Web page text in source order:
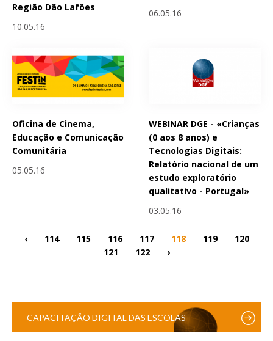
Região Dão Lafões
10.05.16
06.05.16
Oficina de Cinema,
Educação e Comunicação
Comunitária
05.05.16
WEBINAR DGE - «Crianças
(0 aos 8 anos) e
Tecnologias Digitais:
Relatório nacional de um
estudo exploratório
qualitativo - Portugal»
03.05.16
‹ 114 115 116 117 118 119
120
121
122 ›
CAPACITAÇÃO DIGITAL DAS ESCOLAS